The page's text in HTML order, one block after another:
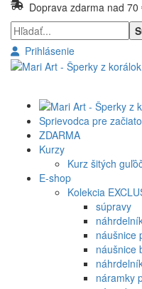
Doprava zdarma nad 70
Prihlásenie
Sprievodca pre
ZDARMA
Kurzy
Kurz šitých
E-shop
Kolekcia
súpravy
náušnice
náušnice
náramky